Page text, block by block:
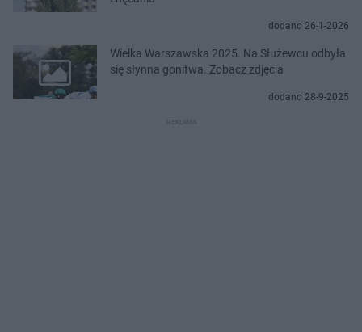
dodano 26-1-2026
Wielka Warszawska 2025. Na Służewcu odbyła
się słynna gonitwa. Zobacz zdjęcia
dodano 28-9-2025